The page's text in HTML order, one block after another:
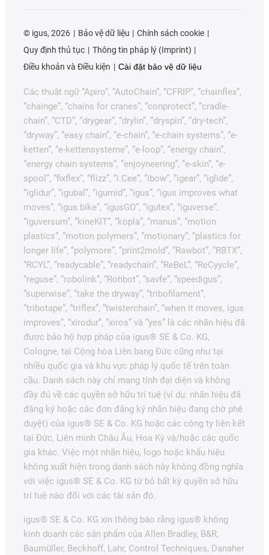
© igus, 2026 Bảo vệ dữ liệu
Chính sách cookie
Quy định thủ tục
Thông tin pháp lý (Imprint)
Điều khoản và Điều kiện
Cài đặt bảo vệ dữ liệu
Các thuật ngữ “Apiro”, “AutoChain”, “CFRIP”, “chainflex”,
“chainge”, “chains for cranes”, “conprotect”, “cradle-
chain”, “CTD”, “drygear”, “drylin”, “dryspin”, “dry-tech”,
“dryway”, “easy chain”, “e-chain”, “e-chain systems”, “e-
ketten”, “e-kettensysteme”, “e-loop”, “energy chain”,
“energy chain systems”, “enjoyneering”, “e-skin”, “e-
spool”, “fixflex”, “flizz”, “i.Cee”, “ibow”, “igear”, “iglide”,
“iglidur”, “igubal”, “igumid”, “igus”, “igus improves what
moves”, “igus:bike”, “igusGO”, “igutex”, “iguverse”,
“iguversum”, “kineKIT”, “kopla”, “manus”, “motion
plastics”, “motion polymers”, “motionary”, “plastics for
longer life”, “polymore”, “print2mold”, “Rawbot”, “RBTX”,
“RCYL”, “readycable”, “readychain”, “ReBeL”, “ReCyycle”,
“reguse”, “robolink”, “Rohbot”, “savfe”, “speedigus”,
“superwise”, “take the dryway”, “tribofilament”,
“tribotape”, “triflex”, “twisterchain”, “when it moves, igus
improves”, “xirodur”, “xiros” và “yes” là các nhãn hiệu đã
được bảo hộ hợp pháp của igus® SE & Co. KG,
Cologne, tại Cộng hòa Liên bang Đức cũng như tại
nhiều quốc gia và khu vực pháp lý quốc tế trên toàn
cầu. Danh sách này chỉ mang tính đại diện và không
đầy đủ về các quyền sở hữu trí tuệ (ví dụ: nhãn hiệu đã
đăng ký hoặc các đơn đăng ký nhãn hiệu đang chờ phê
duyệt) của igus® SE & Co. KG hoặc các công ty liên kết
tại Đức, Liên minh Châu Âu, Hoa Kỳ và/hoặc các quốc
gia khác. Việc một nhãn hiệu, logo hoặc khẩu hiệu
không xuất hiện trong danh sách này không đồng nghĩa
với việc igus® SE & Co. KG từ bỏ bất kỳ quyền sở hữu
trí tuệ nào đối với các tài sản đó.
igus® SE & Co. KG xin thông báo rằng igus® không
kinh doanh các sản phẩm của Allen Bradley, B&R,
Baumüller, Beckhoff, Lahr, Control Techniques, Danaher